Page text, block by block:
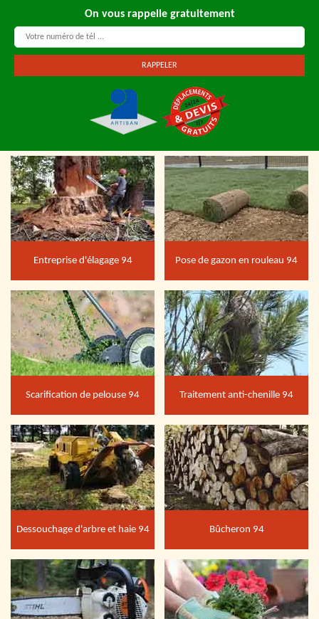
On vous rappelle gratuitement
Entreprise d'élagage 94 Pose de gazon en rouleau 94
Scarification de pelouse 94 Traitement anti-chenille 94
Dessouchage d'arbre et haie 94 Bûcheron 94